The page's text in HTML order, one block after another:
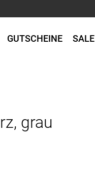
GUTSCHEINE
SALE
grau